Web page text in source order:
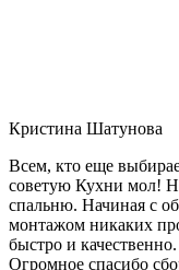
Кристина Шатунова
Всем, кто еще
советую Кухни мол!
спальню. Начиная с
монтажом никаких
быстро и
Огромное спасибо